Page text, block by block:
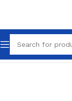
Home Latex &